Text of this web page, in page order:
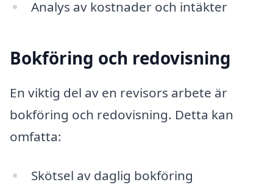
Analys av kostnader och intäkter
Bokföring och redovisning
En viktig del av en revisors arbete är
bokföring och redovisning. Detta kan
omfatta:
Skötsel av daglig bokföring